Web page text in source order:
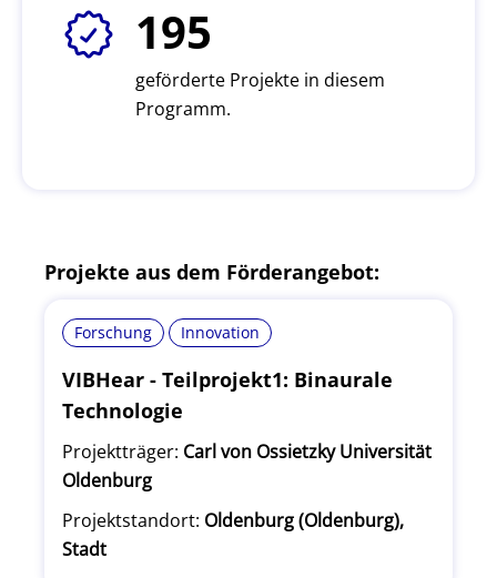
195
geförderte Projekte in diesem
Programm.
Projekte aus dem Förderangebot:
Forschung Innovation
VIBHear - Teilprojekt1: Binaurale
Technologie
Projektträger: Carl von Ossietzky Universität
Oldenburg
Projektstandort: Oldenburg (Oldenburg),
Stadt